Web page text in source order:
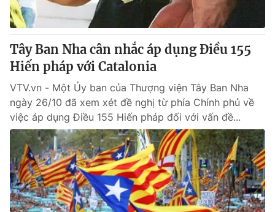
VTV4 Vươn mình bằng AI
VTV9 VTV8
Liên hệ tòa soạn English
THỜI BÁO VTV
Theo dõi báo trên
Tây Ban Nha cân nhắc áp dụng Điều 155
Hiến pháp với Catalonia
VTV.vn - Một Ủy ban của Thượng viện Tây Ban Nha
ngày 26/10 đã xem xét đề nghị từ phía Chính phủ về
việc áp dụng Điều 155 Hiến pháp đối với vấn đề...